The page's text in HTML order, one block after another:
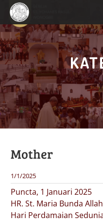
Mother
1/1/2025
Puncta, 1 Januari 2025
HR. St. Maria Bunda Allah
Hari Perdamaian